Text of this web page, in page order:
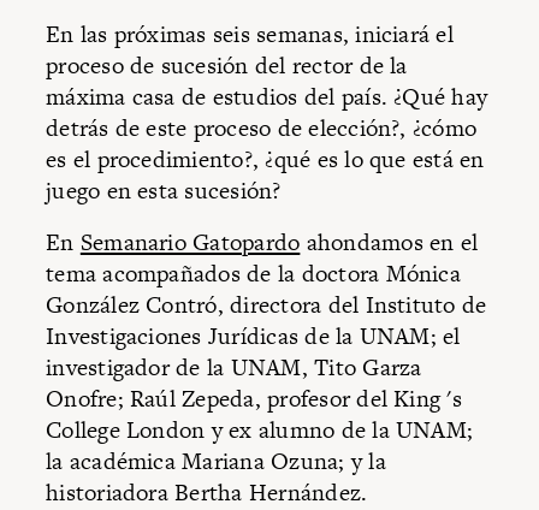
En las próximas seis semanas, iniciará el
proceso de sucesión del rector de la
máxima casa de estudios del país. ¿Qué hay
detrás de este proceso de elección?, ¿cómo
es el procedimiento?, ¿qué es lo que está en
juego en esta sucesión?
En Semanario Gatopardo ahondamos en el
tema acompañados de la doctora Mónica
González Contró, directora del Instituto de
Investigaciones Jurídicas de la UNAM; el
investigador de la UNAM, Tito Garza
Onofre; Raúl Zepeda, profesor del King 's
College London y ex alumno de la UNAM;
la académica Mariana Ozuna; y la
historiadora Bertha Hernández.